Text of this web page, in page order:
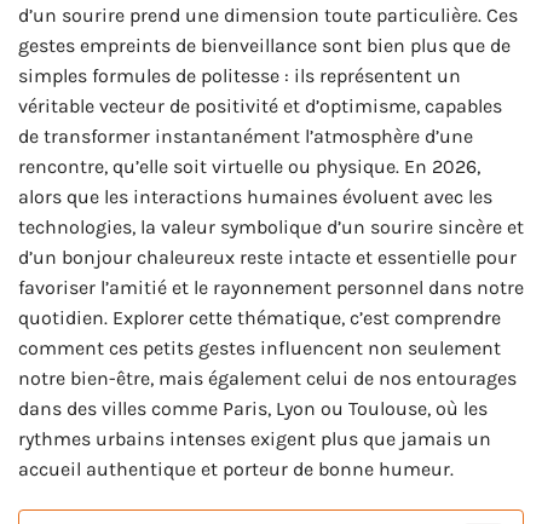
d’un sourire prend une dimension toute particulière. Ces
gestes empreints de bienveillance sont bien plus que de
simples formules de politesse : ils représentent un
véritable vecteur de positivité et d’optimisme, capables
de transformer instantanément l’atmosphère d’une
rencontre, qu’elle soit virtuelle ou physique. En 2026,
alors que les interactions humaines évoluent avec les
technologies, la valeur symbolique d’un sourire sincère et
d’un bonjour chaleureux reste intacte et essentielle pour
favoriser l’amitié et le rayonnement personnel dans notre
quotidien. Explorer cette thématique, c’est comprendre
comment ces petits gestes influencent non seulement
notre bien-être, mais également celui de nos entourages
dans des villes comme Paris, Lyon ou Toulouse, où les
rythmes urbains intenses exigent plus que jamais un
accueil authentique et porteur de bonne humeur.